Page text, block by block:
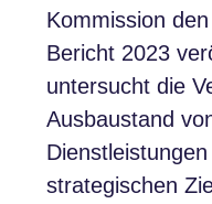
Kommission
Bericht 2023
untersucht die
Ausbaustand
strategischen